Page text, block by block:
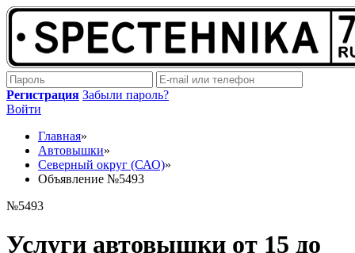
Регистрация Забыли пароль?
Войти
Главная»
Автовышки»
Северный округ (САО)»
Объявление №5493
№5493
Услуги автовышки от 15 до